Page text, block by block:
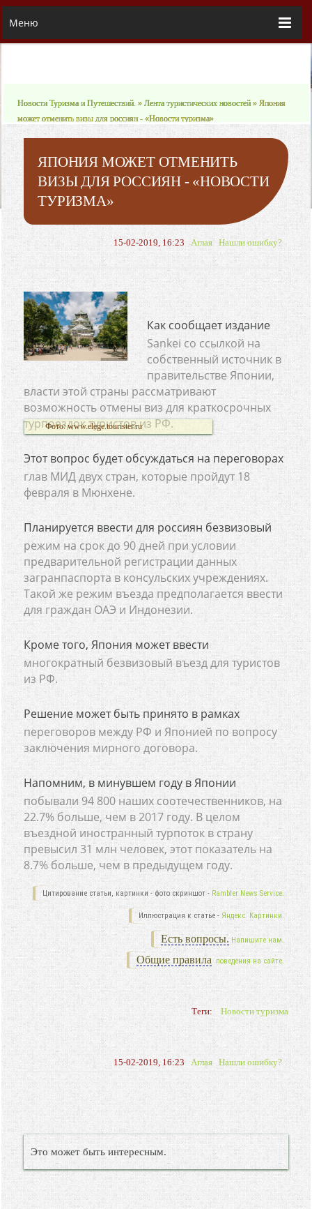
Меню
Новости Туризма и Путешествий. »Лента туристических новостей » Япония
может отменить визы для россиян - «Новости туризма»
ЯПОНИЯ МОЖЕТ ОТМЕНИТЬ
ВИЗЫ ДЛЯ РОССИЯН - «НОВОСТИ
ТУРИЗМА»
15-02-2019, 16:23 Аглая Нашли ошибку?
Фото: www.elege.tourister.ru
Как сообщает издание
Sankei со ссылкой на
собственный источник в
правительстве Японии,
власти этой страны рассматривают
возможность отмены виз для краткосрочных
турпоездок туристов из РФ.
Этот вопрос будет обсуждаться на переговорах
глав МИД двух стран, которые пройдут 18
февраля в Мюнхене.
Планируется ввести для россиян безвизовый
режим на срок до 90 дней при условии
предварительной регистрации данных
загранпаспорта в консульских учреждениях.
Такой же режим въезда предполагается ввести
для граждан ОАЭ и Индонезии.
Кроме того, Япония может ввести
многократный безвизовый въезд для туристов
из РФ.
Решение может быть принято в рамках
переговоров между РФ и Японией по вопросу
заключения мирного договора.
Напомним, в минувшем году в Японии
побывали 94 800 наших соотечественников, на
22.7% больше, чем в 2017 году. В целом
въездной иностранный турпоток в страну
превысил 31 млн человек, этот показатель на
8.7% больше, чем в предыдущем году.
Цитирование статьи, картинки - фото скриншот - Rambler News Service.
Иллюстрация к статье - Яндекс. Картинки.
Есть вопросы. Напишите нам.
Общие правила поведения на сайте.
Теги: Новости туризма
15-02-2019, 16:23 Аглая Нашли ошибку?
Это может быть интересным.